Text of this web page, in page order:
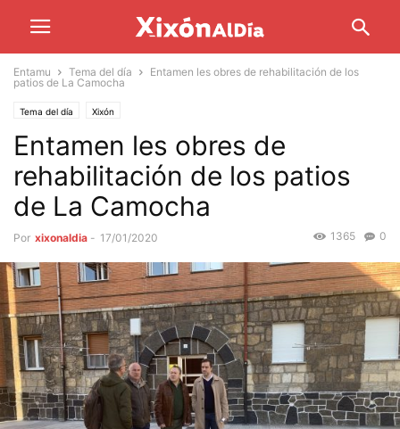
Entamu Tema del día
Entamen les obres de rehabilitación de los
patios de La Camocha
Tema del día Xixón
Entamen les obres de
rehabilitación de los patios
de La Camocha
Por xixonaldia - 17/01/2020 0
1365